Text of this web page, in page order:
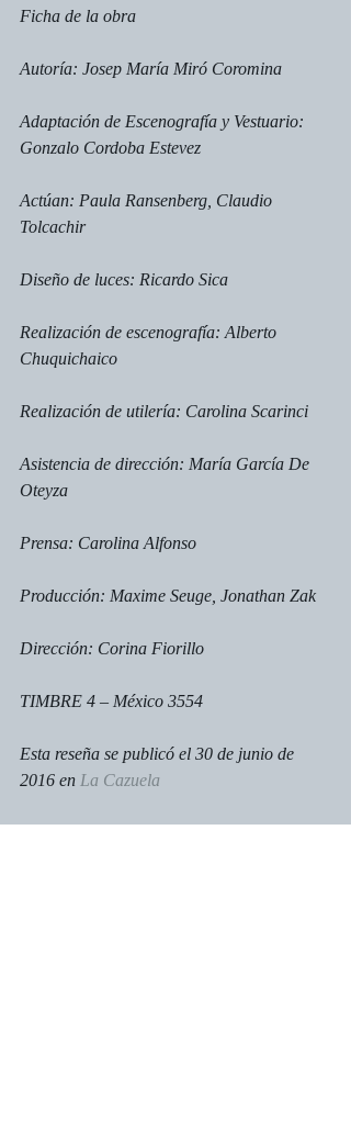
Ficha de la obra
Autoría: Josep María Miró Coromina
Adaptación de Escenografía y Vestuario:
Gonzalo Cordoba Estevez
Actúan: Paula Ransenberg, Claudio
Tolcachir
Diseño de luces: Ricardo Sica
Realización de escenografía: Alberto
Chuquichaico
Realización de utilería: Carolina Scarinci
Asistencia de dirección: María García De
Oteyza
Prensa: Carolina Alfonso
Producción: Maxime Seuge, Jonathan Zak
Dirección: Corina Fiorillo
TIMBRE 4 – México 3554
Esta reseña se publicó el 30 de junio de
2016 en La Cazuela